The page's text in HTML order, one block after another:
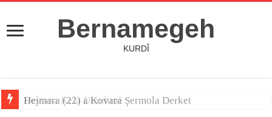
Bernamegeh
KURDÎ
Hejmara (22) a Kovara Şermola Derket
Destana Kela Dimdimê